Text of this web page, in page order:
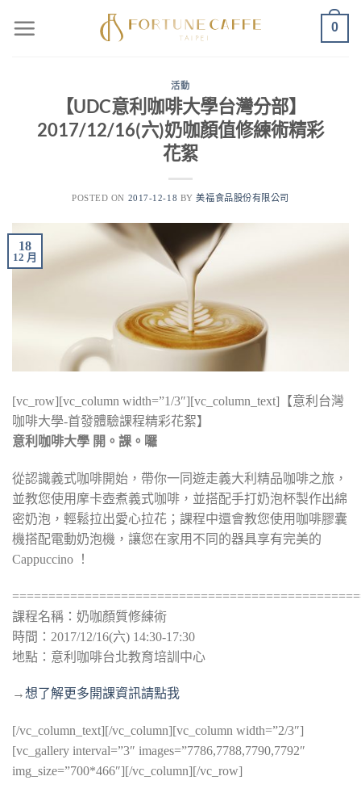
0
活動
【UDC意利咖啡大學台灣分部】
2017/12/16(六)奶咖顏值修練術精彩
花絮
POSTED ON 2017-12-18 BY美福食品股份有限公司
18
12 月
[vc_row][vc_column width=”1/3″][vc_column_text]【意利台灣
咖啡大學-首發體驗課程精彩花絮】
意利咖啡大學 開。課。囉
從認識義式咖啡開始，帶你一同遊走義大利精品咖啡之旅，
並教您使用摩卡壺煮義式咖啡，並搭配手打奶泡杯製作出綿
密奶泡，輕鬆拉出愛心拉花；課程中還會教您使用咖啡膠囊
機搭配電動奶泡機，讓您在家用不同的器具享有完美的
Cappuccino ！
課程名稱：奶咖顏質修練術
時間：2017/12/16(六) 14:30-17:30
地點：意利咖啡台北教育培訓中心
→想了解更多開課資訊請點我
[/vc_column_text][/vc_column][vc_column width=”2/3″]
[vc_gallery interval=”3″ images=”7786,7788,7790,7792″
img_size=”700*466″][/vc_column][/vc_row]